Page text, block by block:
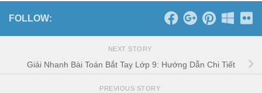
FOLLOW:
NEXT STORY
Giải Nhanh Bài Toán Bắt Tay Lớp 9: Hướng Dẫn Chi Tiết
PREVIOUS STORY